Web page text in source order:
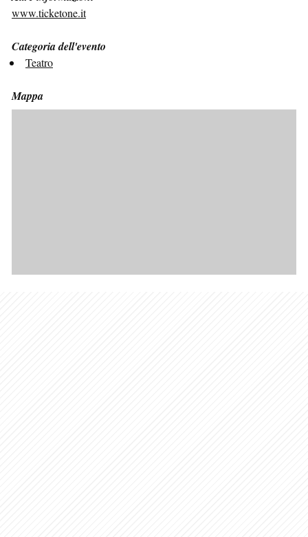
www.ticketone.it
Categoria dell'evento
Teatro
Mappa